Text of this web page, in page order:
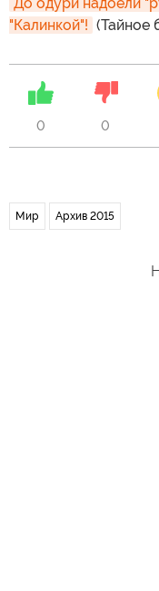
"Калинкой"! (Тайное
0 0
Мир Архив 2015